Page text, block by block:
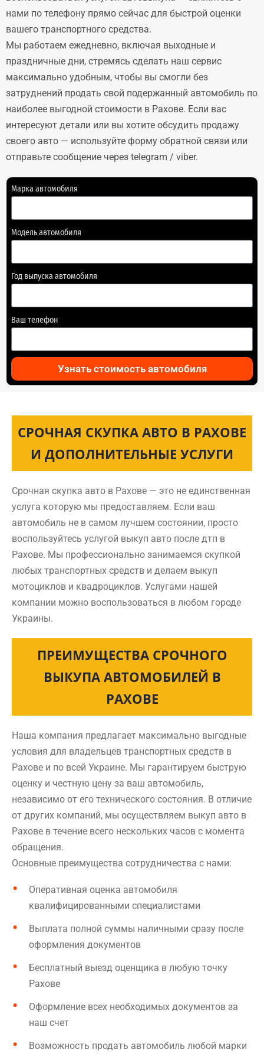
нами по телефону прямо сейчас для быстрой оценки
вашего транспортного средства.
Мы работаем ежедневно, включая выходные и
праздничные дни, стремясь сделать наш сервис
максимально удобным, чтобы вы смогли без
затруднений продать свой подержанный автомобиль по
наиболее выгодной стоимости в Рахове. Если вас
интересуют детали или вы хотите обсудить продажу
своего авто — используйте форму обратной связи или
отправьте сообщение через telegram / viber.
Марка автомобиля
Модель автомобиля
Год выпуска автомобиля
Ваш телефон
Узнать стоимость автомобиля
СРОЧНАЯ СКУПКА АВТО В РАХОВЕ
И ДОПОЛНИТЕЛЬНЫЕ УСЛУГИ
Срочная скупка авто в Рахове — это не единственная
услуга которую мы предоставляем. Если ваш
автомобиль не в самом лучшем состоянии, просто
воспользуйтесь услугой выкуп авто после дтп в
Рахове. Мы профессионально занимаемся скупкой
любых транспортных средств и делаем выкуп
мотоциклов и квадроциклов. Услугами нашей
компании можно воспользоваться в любом городе
Украины.
ПРЕИМУЩЕСТВА СРОЧНОГО
ВЫКУПА АВТОМОБИЛЕЙ В
РАХОВЕ
Наша компания предлагает максимально выгодные
условия для владельцев транспортных средств в
Рахове и по всей Украине. Мы гарантируем быструю
оценку и честную цену за ваш автомобиль,
независимо от его технического состояния. В отличие
от других компаний, мы осуществляем выкуп авто в
Рахове в течение всего нескольких часов с момента
обращения.
Основные преимущества сотрудничества с нами:
Оперативная оценка автомобиля
квалифицированными специалистами
Выплата полной суммы наличными сразу после
оформления документов
Бесплатный выезд оценщика в любую точку
Рахове
Оформление всех необходимых документов за
наш счет
Возможность продать автомобиль любой марки